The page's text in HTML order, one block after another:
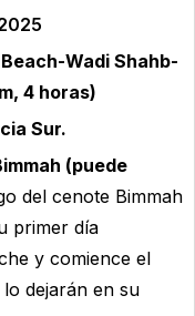
Wadi Shahb-
4 horas)
Sur.
(puede
del cenote Bimmah
primer día
y comience el
dejarán en su